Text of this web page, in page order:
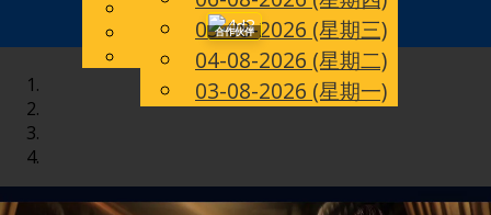
CN
English
Chinese
Malay
05-08-2026 (星期三)
04-08-2026 (星期二)
03-08-2026 (星期一)
合作伙伴
Toggle
navigation